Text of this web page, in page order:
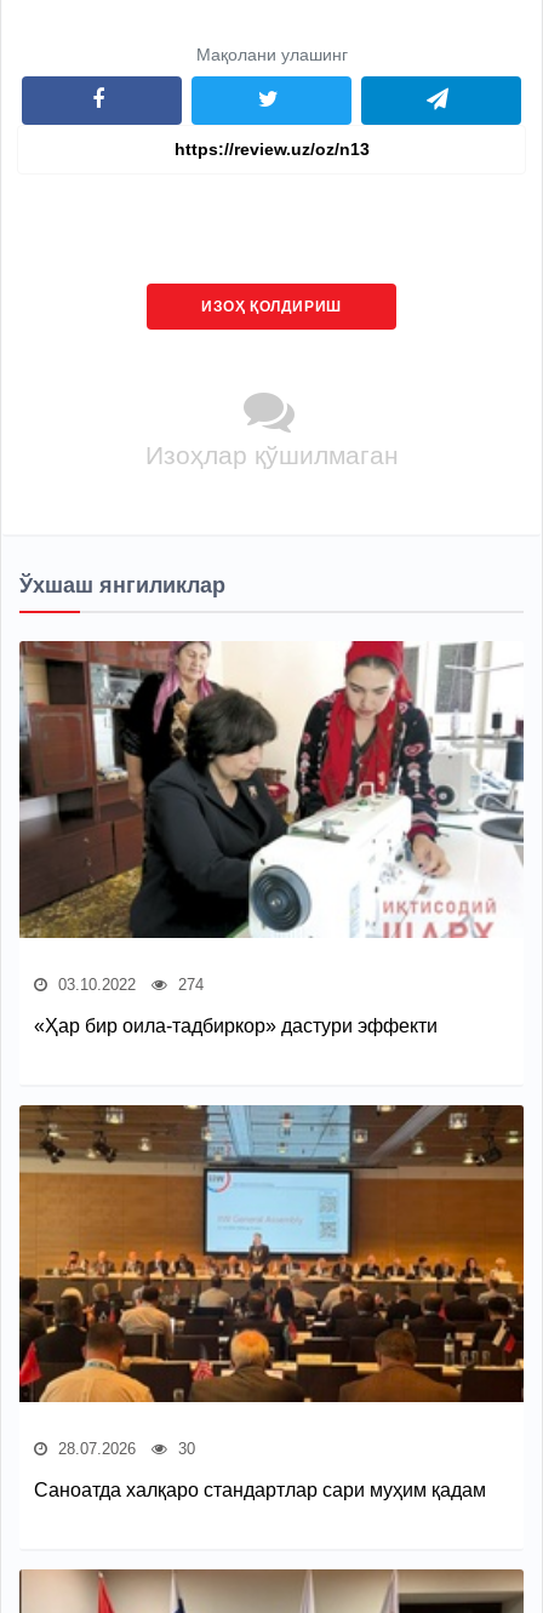
Мақолани улашинг
ИЗОҲ ҚОЛДИРИШ
Изоҳлар қўшилмаган
Ўхшаш янгиликлар
03.10.2022 274
«Ҳар бир оила-тадбиркор» дастури эффекти
28.07.2026 30
Саноатда халқаро стандартлар сари муҳим қадам